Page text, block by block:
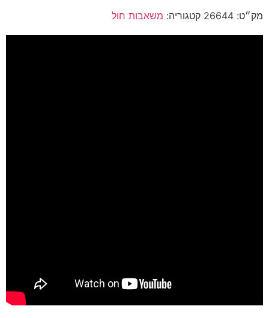
מק״ט: 26644 קטגוריה: משאבות חול